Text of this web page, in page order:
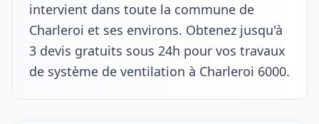
intervient dans toute la commune de
Charleroi et ses environs. Obtenez jusqu'à
3 devis gratuits sous 24h pour vos travaux
de système de ventilation à Charleroi 6000.